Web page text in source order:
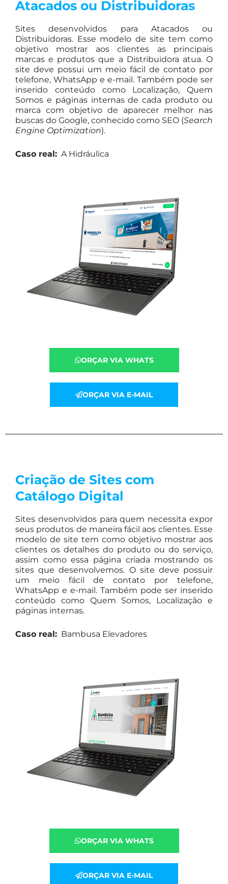
Atacados ou Distribuidoras
Sites desenvolvidos para Atacados ou
Distribuidoras. Esse modelo de site tem como
objetivo mostrar aos clientes as principais
marcas e produtos que a Distribuidora atua. O
site deve possui um meio fácil de contato por
telefone, WhatsApp e e-mail. Também pode ser
inserido conteúdo como Localização, Quem
Somos e páginas internas de cada produto ou
marca com objetivo de aparecer melhor nas
buscas do Google, conhecido como SEO (Search
Engine Optimization).
Caso real: A Hidráulica
ORÇAR VIA WHATS
ORÇAR VIA E-MAIL
Criação de Sites com
Catálogo Digital
Sites desenvolvidos para quem necessita expor
seus produtos de maneira fácil aos clientes. Esse
modelo de site tem como objetivo mostrar aos
clientes os detalhes do produto ou do serviço,
assim como essa página criada mostrando os
sites que desenvolvemos. O site deve possuir
um meio fácil de contato por telefone,
WhatsApp e e-mail. Também pode ser inserido
conteúdo como Quem Somos, Localização e
páginas internas.
Caso real: Bambusa Elevadores
ORÇAR VIA WHATS
ORÇAR VIA E-MAIL